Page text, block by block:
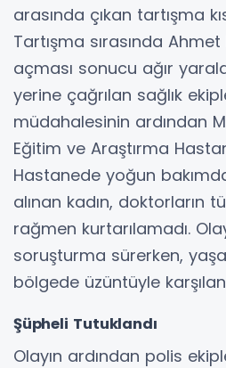
arasında çıkan tartışma
Tartışma sırasında
açması sonucu ağır
yerine çağrılan sağlık
müdahalesinin ardından
Eğitim ve Araştırma
Hastanede yoğun
alınan kadın, doktorların
rağmen kurtarılamadı.
soruşturma sürerken,
bölgede üzüntüyle
Şüpheli Tutuklandı
Olayın ardından polis